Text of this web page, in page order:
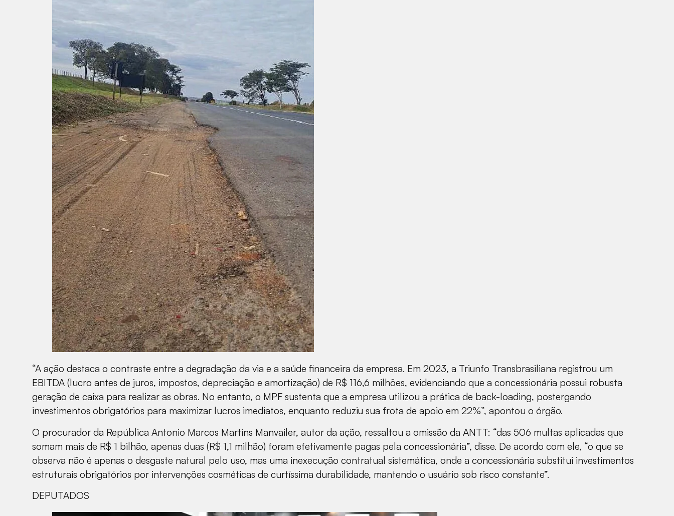
“A ação destaca o contraste entre a degradação da via e a saúde financeira da empresa. Em 2023, a Triunfo Transbrasiliana registrou um
EBITDA (lucro antes de juros, impostos, depreciação e amortização) de R$ 116,6 milhões, evidenciando que a concessionária possui robusta
geração de caixa para realizar as obras. No entanto, o MPF sustenta que a empresa utilizou a prática de back-loading, postergando
investimentos obrigatórios para maximizar lucros imediatos, enquanto reduziu sua frota de apoio em 22%”, apontou o órgão.
O procurador da República Antonio Marcos Martins Manvailer, autor da ação, ressaltou a omissão da ANTT: “das 506 multas aplicadas que
somam mais de R$ 1 bilhão, apenas duas (R$ 1,1 milhão) foram efetivamente pagas pela concessionária”, disse. De acordo com ele, “o que se
observa não é apenas o desgaste natural pelo uso, mas uma inexecução contratual sistemática, onde a concessionária substitui investimentos
estruturais obrigatórios por intervenções cosméticas de curtíssima durabilidade, mantendo o usuário sob risco constante”.
DEPUTADOS